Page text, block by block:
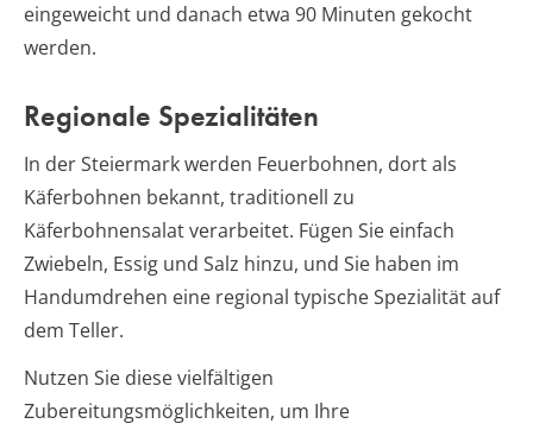
eingeweicht und danach etwa 90 Minuten gekocht
werden.
Regionale Spezialitäten
In der Steiermark werden Feuerbohnen, dort als
Käferbohnen bekannt, traditionell zu
Käferbohnensalat verarbeitet. Fügen Sie einfach
Zwiebeln, Essig und Salz hinzu, und Sie haben im
Handumdrehen eine regional typische Spezialität auf
dem Teller.
Nutzen Sie diese vielfältigen
Zubereitungsmöglichkeiten, um Ihre